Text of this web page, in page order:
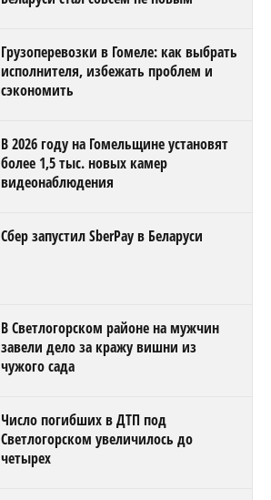
Грузоперевозки в Гомеле: как выбрать
исполнителя, избежать проблем и
сэкономить
В 2026 году на Гомельщине установят
более 1,5 тыс. новых камер
видеонаблюдения
Сбер запустил SberPay в Беларуси
В Светлогорском районе на мужчин
завели дело за кражу вишни из
чужого сада
Число погибших в ДТП под
Светлогорском увеличилось до
четырех